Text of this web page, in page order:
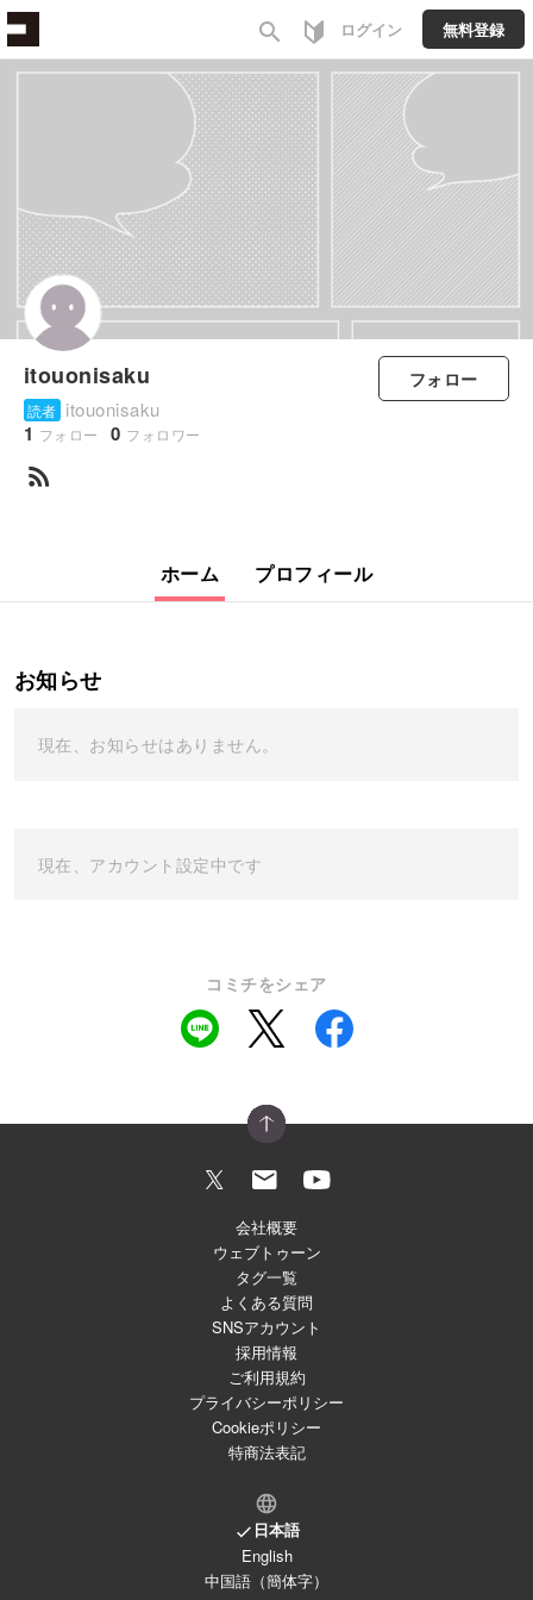
search ログイン 無料登録
itouonisaku
読者 itouonisaku
1 フォロー 0 フォロワー
フォロー
rss_feed
ホーム プロフィール
お知らせ
現在、お知らせはありません。
現在、アカウント設定中です
コミチをシェア
会社概要
ウェブトゥーン
タグ一覧
よくある質問
SNSアカウント
採用情報
ご利用規約
プライバシーポリシー
Cookieポリシー
特商法表記
日本語
English
中国語（簡体字）